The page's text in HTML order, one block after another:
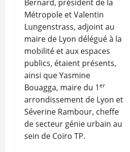
Bernard, président de la
Métropole et Valentin
Lungenstrass, adjoint au
maire de Lyon délégué à la
mobilité et aux espaces
publics, étaient présents,
ainsi que Yasmine
Bouagga, maire du 1er
arrondissement de Lyon et
Séverine Rambour, cheffe
de secteur génie urbain au
sein de Coiro TP.